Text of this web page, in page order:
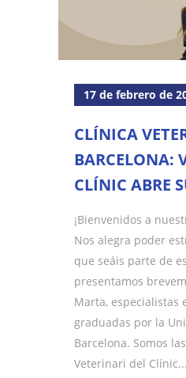
17 de febrero de
CLÍNICA
BARCELONA:
CLÍNIC ABRE
¡Bienvenidos a
Nos alegra poder
que seáis parte de
presentamos
Marta, especialistas
graduadas por la
Barcelona. Somos
Veterinari del Clínic...